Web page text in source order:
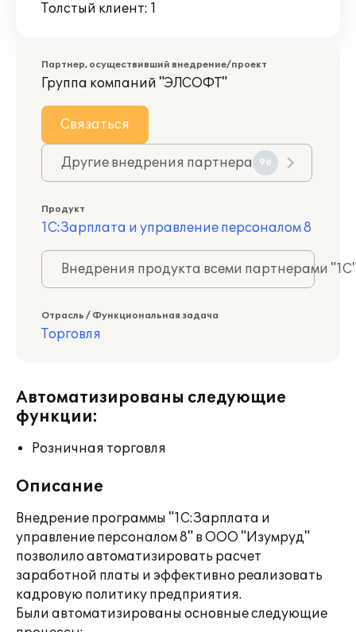
Толстый клиент: 1
Партнер, осуществивший внедрение/проект
Группа компаний "ЭЛСОФТ"
Связаться
Другие внедрения партнера 96
Продукт
1С:Зарплата и управление персоналом 8
Внедрения продукта всеми партнерами
Отрасль / Функциональная задача
Торговля
Автоматизированы следующие
функции:
Розничная торговля
Описание
Внедрение программы "1С:Зарплата и
управление персоналом 8" в ООО "Изумруд"
позволило автоматизировать расчет
заработной платы и эффективно реализовать
кадровую политику предприятия.
Были автоматизированы основные следующие